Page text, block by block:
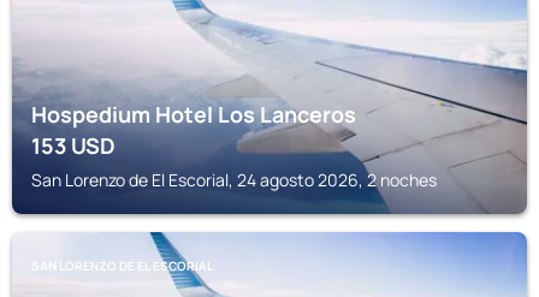
Hospedium Hotel Los Lanceros
153USD
San Lorenzo de El Escorial, 24 agosto 2026, 2 noches
SAN LORENZO DE EL ESCORIAL